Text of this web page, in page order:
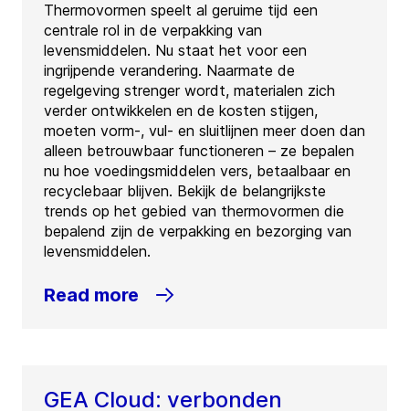
Thermovormen speelt al geruime tijd een
centrale rol in de verpakking van
levensmiddelen. Nu staat het voor een
ingrijpende verandering. Naarmate de
regelgeving strenger wordt, materialen zich
verder ontwikkelen en de kosten stijgen,
moeten vorm-, vul- en sluitlijnen meer doen dan
alleen betrouwbaar functioneren – ze bepalen
nu hoe voedingsmiddelen vers, betaalbaar en
recyclebaar blijven. Bekijk de belangrijkste
trends op het gebied van thermovormen die
bepalend zijn de verpakking en bezorging van
levensmiddelen.
Read more
GEA Cloud: verbonden